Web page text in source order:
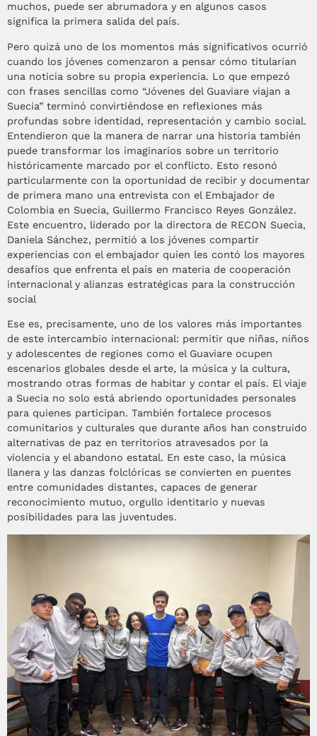
muchos, puede ser abrumadora y en algunos casos
significa la primera salida del país.
Pero quizá uno de los momentos más significativos ocurrió
cuando los jóvenes comenzaron a pensar cómo titularían
una noticia sobre su propia experiencia. Lo que empezó
con frases sencillas como “Jóvenes del Guaviare viajan a
Suecia” terminó convirtiéndose en reflexiones más
profundas sobre identidad, representación y cambio social.
Entendieron que la manera de narrar una historia también
puede transformar los imaginarios sobre un territorio
históricamente marcado por el conflicto. Esto resonó
particularmente con la oportunidad de recibir y documentar
de primera mano una entrevista con el Embajador de
Colombia en Suecia, Guillermo Francisco Reyes González.
Este encuentro, liderado por la directora de RECON Suecia,
Daniela Sánchez, permitió a los jóvenes compartir
experiencias con el embajador quien les contó los mayores
desafíos que enfrenta el país en materia de cooperación
internacional y alianzas estratégicas para la construcción
social
Ese es, precisamente, uno de los valores más importantes
de este intercambio internacional: permitir que niñas, niños
y adolescentes de regiones como el Guaviare ocupen
escenarios globales desde el arte, la música y la cultura,
mostrando otras formas de habitar y contar el país. El viaje
a Suecia no solo está abriendo oportunidades personales
para quienes participan. También fortalece procesos
comunitarios y culturales que durante años han construido
alternativas de paz en territorios atravesados por la
violencia y el abandono estatal. En este caso, la música
llanera y las danzas folclóricas se convierten en puentes
entre comunidades distantes, capaces de generar
reconocimiento mutuo, orgullo identitario y nuevas
posibilidades para las juventudes.